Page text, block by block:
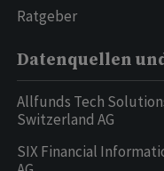
Ratgeber
Datenquellen
Allfunds Tech
Switzerland AG
SIX Financial